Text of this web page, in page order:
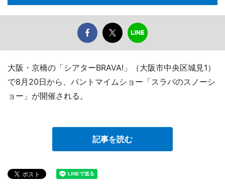
大阪・京橋の「シアターBRAVA!」（大阪市中央区城見1）
で8月20日から、パントマイムショー「スラバのスノーシ
ョー」が開催される。
記事を読む